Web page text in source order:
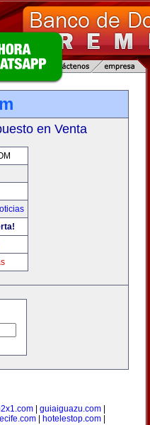
en Venta
| guiaiguazu.com|
| hotelestop.com|